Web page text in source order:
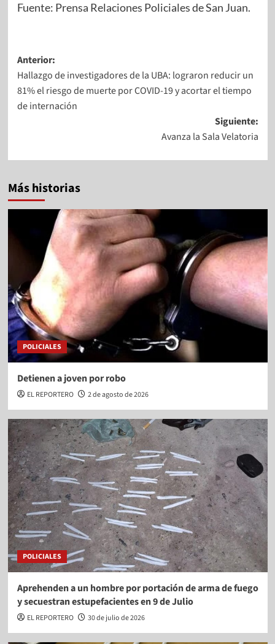
Fuente: Prensa Relaciones Policiales de San Juan.
Anterior:
Hallazgo de investigadores de la UBA: lograron reducir un
81% el riesgo de muerte por COVID-19 y acortar el tiempo
de internación
Siguiente:
Avanza la Sala Velatoria
Más historias
POLICIALES
Detienen a joven por robo
EL REPORTERO 2 de agosto de 2026
POLICIALES
Aprehenden a un hombre por portación de arma de fuego
y secuestran estupefacientes en 9 de Julio
EL REPORTERO 30 de julio de 2026